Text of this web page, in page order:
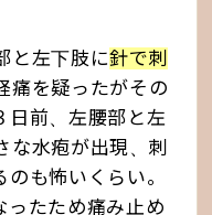
と左下肢に針で刺
痛を疑ったがその
日前、左腰部と左
な水疱が出現、刺
も怖いくらい。
ったため痛み止め